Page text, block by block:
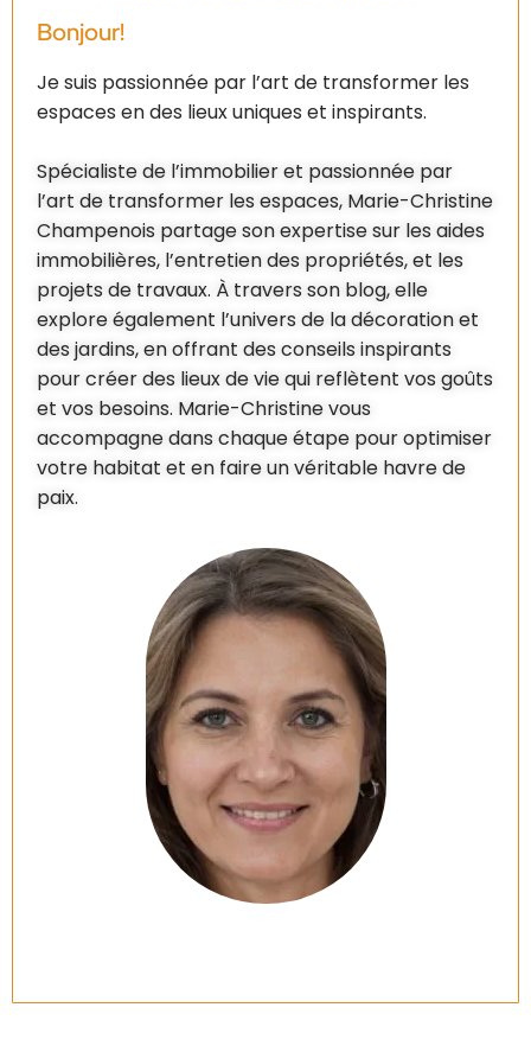
Bonjour!
Je suis passionnée par l’art de transformer les
espaces en des lieux uniques et inspirants.
Spécialiste de l’immobilier et passionnée par
l’art de transformer les espaces, Marie-Christine
Champenois partage son expertise sur les aides
immobilières, l’entretien des propriétés, et les
projets de travaux. À travers son blog, elle
explore également l’univers de la décoration et
des jardins, en offrant des conseils inspirants
pour créer des lieux de vie qui reflètent vos goûts
et vos besoins. Marie-Christine vous
accompagne dans chaque étape pour optimiser
votre habitat et en faire un véritable havre de
paix.